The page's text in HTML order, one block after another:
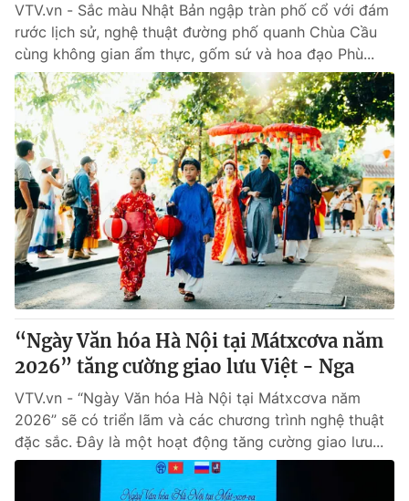
Liên hệ tòa soạn English
THỜI BÁO VTV
Theo dõi báo trên
Cơ quan chủ quản:Đài Truyền hình Việt Nam
Cơ quan báo chí:Thời báo VTV
Giấy phép hoạt động báo in và báo điện tử số 483/GP-BTTTT
cấp ngày 29/12/2023
Tổng Biên tập:Vũ Thanh Thủy
Phó Tổng Biên tập:Nguyễn Thị Mỹ Hạnh, Phạm Quốc Thắng,
Nguyễn Trọng Ninh
024.38 355 931 - 024.38 355 932
Ðiện thoại Thời báo VTV: 024.66 897 897
Email:toasoan@vtv.vn
Liên hệ quảng cáo:024-7300.7108
VTV.vn - Sắc màu Nhật Bản ngập tràn phố cổ với đám
rước lịch sử, nghệ thuật đường phố quanh Chùa Cầu
cùng không gian ẩm thực, gốm sứ và hoa đạo Phù...
“Ngày Văn hóa Hà Nội tại Mátxcơva năm
2026” tăng cường giao lưu Việt - Nga
VTV.vn - “Ngày Văn hóa Hà Nội tại Mátxcơva năm
2026” sẽ có triển lãm và các chương trình nghệ thuật
đặc sắc. Đây là một hoạt động tăng cường giao lưu...